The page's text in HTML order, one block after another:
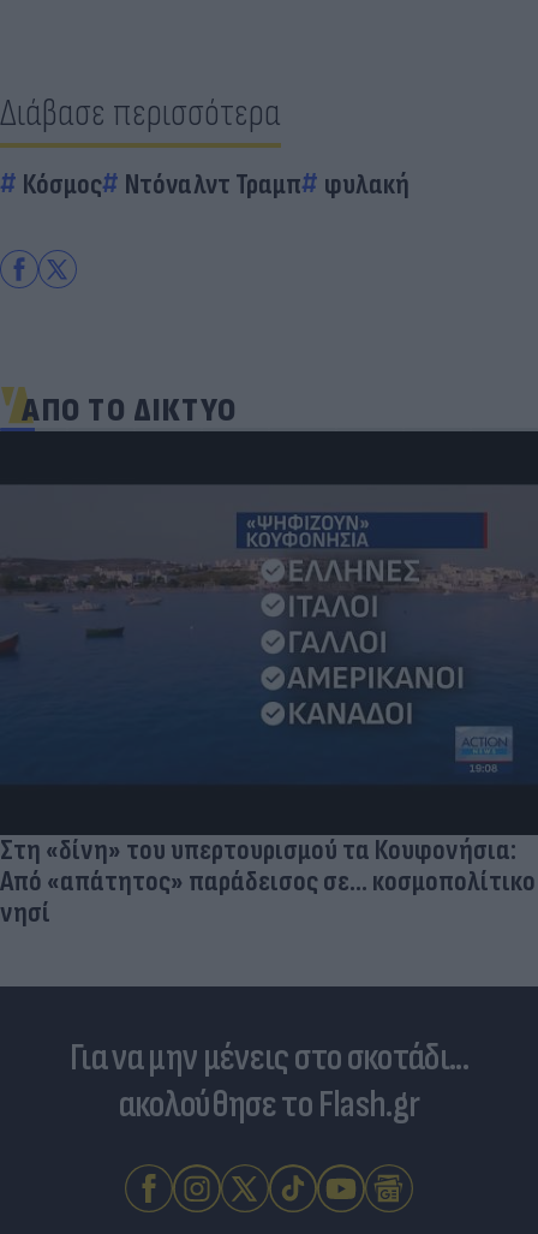
Διάβασε περισσότερα
Κόσμος Ντόναλντ Τραμπ φυλακή
ΑΠΟ ΤΟ ΔΙΚΤΥΟ
Στη «δίνη» του υπερτουρισμού τα Κουφονήσια:
Από «απάτητος» παράδεισος σε... κοσμοπολίτικο
νησί
Για να μην μένεις στο σκοτάδι...
ακολούθησε το Flash.gr